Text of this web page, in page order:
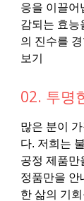
응을 이끌어
감되는 효능
의 진수를
보기
02. 투명
많은 분이
다. 저희는
공정 제품만
정품만을 안
한 삶의 기